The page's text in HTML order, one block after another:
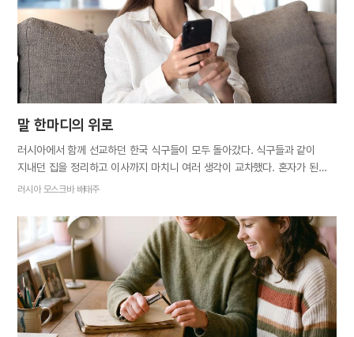
하지만 저는 이 모든 축복을 누리고만 있었지 다른 이들에게 나눠주는
일에는 게을렀습니다. 이제는 열심히 말씀을 상고해 많은 이들과 구원의
진리를 나누는 복음의 일꾼이 되겠습니다.
말 한마디의 위로
러시아에서 함께 선교하던 한국 식구들이 모두 돌아갔다. 식구들과 같이
지내던 집을 정리하고 이사까지 마치니 여러 생각이 교차했다. 혼자가 된
기분과 ‘잘할 수 있을까’ 하는 걱정이 불쑥 들었다. 함께 지내던 한국 식구가
되겠냐면서. 식구와 함께 저녁을 먹으며 시간 가는 줄 모르고 많은 이야기를
나눴다. 외로울까 봐 일부러 찾아와준, 생각지 못한 배려에 어머니의 사랑을
느꼈고, ‘너는 결코 혼자가 아니다. 잘하고 있고 잘할 수 있다’고 하나님의
위로를 받은 것만 같았다. 그다음 날, 다른 식구에게 연락이 왔다. “자매님,
잘 지내고 있어요?” 또 그다음 날에는 또 다른 식구에게 연락이 왔다.
“자매님, 혼자 있는데 괜찮아요?” 이번 일로 확실히 느꼈다. 작은 말
한마디가 위로와 감동을 주고 힘이 된다는 사실을.
러시아 모스크바 배태주